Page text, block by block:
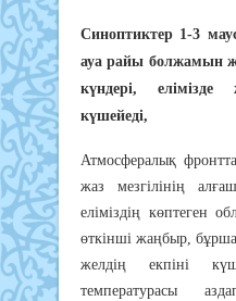
Синоптиктер 1-3
ауа райы болжамын
күндері,
күшейеді,
Атмосфералық
жаз мезгілінің
еліміздің көптеген
өткінші жаңбыр,
желдің екпіні
температурасы